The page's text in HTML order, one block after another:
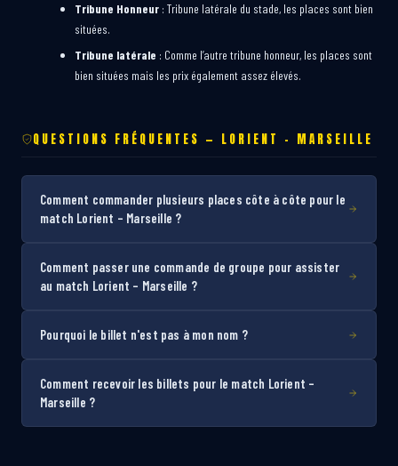
Tribune Honneur : Tribune latérale du stade, les places sont bien
situées.
Tribune latérale : Comme l’autre tribune honneur, les places sont
bien situées mais les prix également assez élevés.
QUESTIONS FRÉQUENTES — LORIENT – MARSEILLE
Comment commander plusieurs places côte à côte pour le
match Lorient – Marseille ?
Comment passer une commande de groupe pour assister
au match Lorient – Marseille ?
Pourquoi le billet n'est pas à mon nom ?
Comment recevoir les billets pour le match Lorient –
Marseille ?